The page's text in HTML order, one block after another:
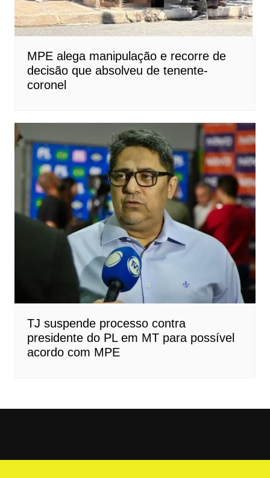
MPE alega manipulação e recorre de
decisão que absolveu de tenente-
coronel
TJ suspende processo contra
presidente do PL em MT para possível
acordo com MPE